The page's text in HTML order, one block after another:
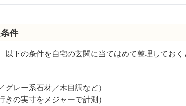
件
以下の条件を自宅の玄関に当てはめて整理してお
グレー系石材／木目調など）
きの実寸をメジャーで計測）